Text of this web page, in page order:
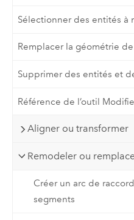
Sélectionner des entités à
Remplacer la géométrie
Supprimer des entités et
Référence de l’outil
Aligner ou transformer
Remodeler ou
Créer un arc de
segments